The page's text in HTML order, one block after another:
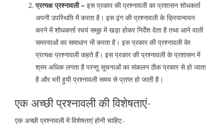
प्रत्यक्ष प्रश्नावली – इस प्रकार की प्रश्नावली का प्रशासन शोधकर्ता
अपनी उपस्थिति में करता है। इस ढ़ंग की प्रश्नावली के क्रियान्वयन
करने में शोधकर्त्ता स्वयं समूह में खड़ा होकर निर्देश देता है तथा आने वाली
समस्याओं का समाधान भी करता है। इस प्रकार की प्रश्नावली केा
प्रत्यक्ष प्रश्नावली कहते हैं। इस प्रकार की प्रश्नावली के प्रशासन में
श्रम अधिक लगता है परन्तु सूचनाओं का संकलन ठीक प्रकार से हो जाता
है और भरी हुयी प्रश्नावली समय से प्राप्त हो जाती है।
एक अच्छी प्रश्नावली की विशेषताएं-
एक अच्छी प्रश्नावली में विशेषताएं होनी चाहिए:-